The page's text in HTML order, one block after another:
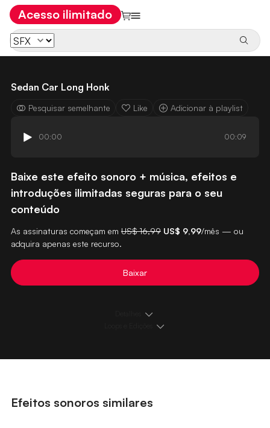
Acesso ilimitado
Sedan Car Long Honk
Pesquisar semelhante Like Adicionar à playlist
00:00 00:09
Baixe este efeito sonoro + música, efeitos e
introduções ilimitadas seguras para o seu
conteúdo
As assinaturas começam em US$ 16,99 US$ 9,99/mês — ou
adquira apenas este recurso.
Baixar
Efeitos sonoros similares